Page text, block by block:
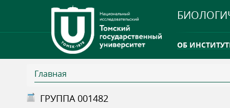
ОБ
В
Главная
ГРУППА 001482